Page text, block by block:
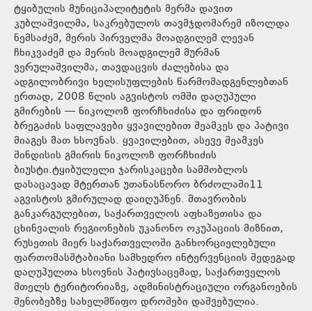
ტყიბულის მუნიციპალიტეტის მერმა დავით
კუბლაშვილმა, საკრებულოს თავმჯდომარემ იზოლდა
ნემსაძემ, მერის პირველმა მოადგილემ ლევან
ჩხიკვაძემ და მერის მოადგილემ მურმან
ვერულაშვილმა, თავდაცვის ძალებისა და
ადგილობრივი ხელისუფლების წარმომადგენლებთან
ერთად, 2008 წლის აგვისტოს ომში დაღუპული
გმირების — ნიკოლოზ ფორჩხიძისა და ფრიდონ
ბრეგაძის საფლავები ყვავილებით შეამკეს და პატივი
მიაგეს მათ ხსოვნას. ყვავილებით, ასევე შეამკეს
შინდისის გმირის ნიკოლოზ ფორჩხიძის
ბიუსტი.ტყიბულელი ჯარისკაცები სამშობლოს
დასაცავად მტერთან უთანასწორო ბრძოლაში11
აგვისტოს გმირულად დაიღუპნენ. მთავრობის
განკარგულებით, საქართველოს აფხაზეთისა და
ცხინვალის რეგიონების უკანონო ოკუპაციის მიზნით,
რუსეთის მიერ საქართველოში განხორციელებული
ფართომასშტაბიანი სამხედრო ინტერვენციის შედეგად
დაღუპულთა ხსოვნის პატივსაცემად, საქართველოს
მთელს ტერიტორიაზე, ადმინისტრაციული ორგანოების
შენობებზე სახელმწიფო დროშები დაშვებულია.